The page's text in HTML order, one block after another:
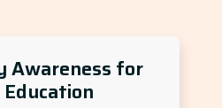
Awareness for
Education